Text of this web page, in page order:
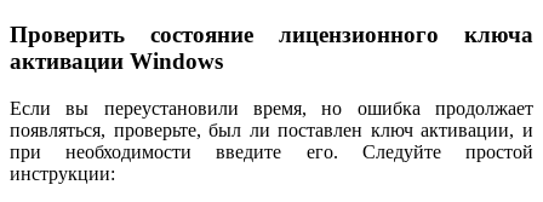
Проверить состояние лицензионного ключа
активации Windows
Если вы переустановили время, но ошибка продолжает
появляться, проверьте, был ли поставлен ключ активации, и
при необходимости введите его. Следуйте простой
инструкции: